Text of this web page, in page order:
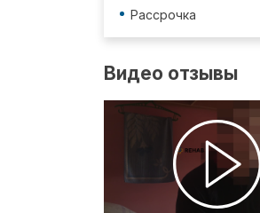
Рассрочка
Видео отзывы